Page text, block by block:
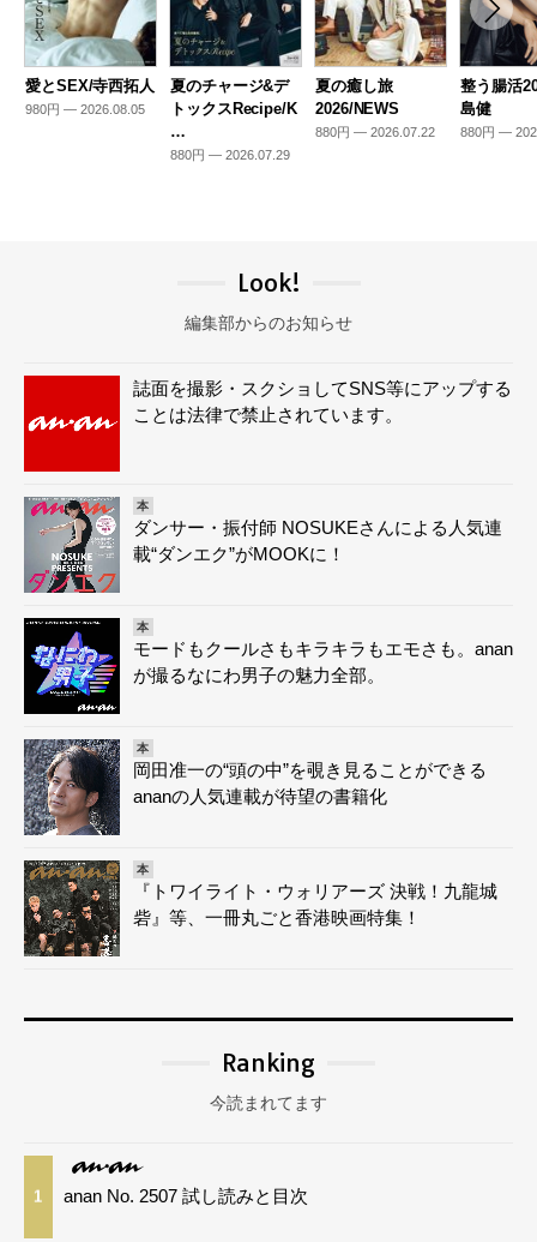
愛とSEX/寺西拓人
980円 — 2026.08.05
夏のチャージ&デ
トックスRecipe/K
…
880円 — 2026.07.29
夏の癒し旅
2026/NEWS
880円 — 2026.07.22
整う腸活
島健
880円 —
Look!
編集部からのお知らせ
誌面を撮影・スクショしてSNS等にアップする
ことは法律で禁止されています。
本
ダンサー・振付師 NOSUKEさんによる人気連
載“ダンエク”がMOOKに！
本
モードもクールさもキラキラもエモさも。anan
が撮るなにわ男子の魅力全部。
本
岡田准一の“頭の中”を覗き見ることができる
ananの人気連載が待望の書籍化
本
『トワイライト・ウォリアーズ 決戦！九龍城
砦』等、一冊丸ごと香港映画特集！
Ranking
今読まれてます
1 anan No. 2507 試し読みと目次